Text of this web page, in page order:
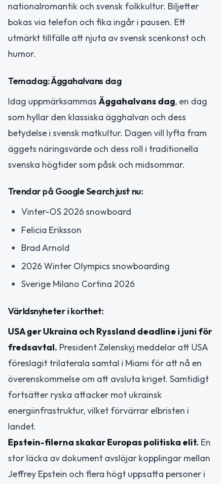
nationalromantik och svensk folkkultur. Biljetter
bokas via telefon och fika ingår i pausen. Ett
utmärkt tillfälle att njuta av svensk scenkonst och
humor.
Temadag: Äggahalvans dag
Idag uppmärksammas Äggahalvans dag, en dag
som hyllar den klassiska ägghalvan och dess
betydelse i svensk matkultur. Dagen vill lyfta fram
äggets näringsvärde och dess roll i traditionella
svenska högtider som påsk och midsommar.
Trendar på Google Search just nu:
Vinter-OS 2026 snowboard
Felicia Eriksson
Brad Arnold
2026 Winter Olympics snowboarding
Sverige Milano Cortina 2026
Världsnyheter i korthet:
USA ger Ukraina och Ryssland deadline i juni för
fredsavtal. President Zelenskyj meddelar att USA
föreslagit trilaterala samtal i Miami för att nå en
överenskommelse om att avsluta kriget. Samtidigt
fortsätter ryska attacker mot ukrainsk
energiinfrastruktur, vilket förvärrar elbristen i
landet.
Epstein-filerna skakar Europas politiska elit. En
stor läcka av dokument avslöjar kopplingar mellan
Jeffrey Epstein och flera högt uppsatta personer i